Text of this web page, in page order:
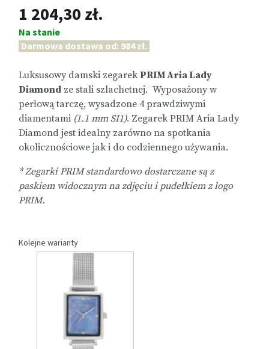
1 204,30 zł.
Na stanie
Darmowa dostawa od: 984 zł.
Luksusowy damski zegarek PRIM Aria Lady
Diamond ze stali szlachetnej. Wyposażony w
perłową tarczę, wysadzone 4 prawdziwymi
diamentami (1.1 mm SI1). Zegarek PRIM Aria Lady
Diamond jest idealny zarówno na spotkania
okolicznościowe jak i do codziennego używania.
* Zegarki PRIM standardowo dostarczane są z
paskiem widocznym na zdjęciu i pudełkiem z logo
PRIM.
Kolejne warianty